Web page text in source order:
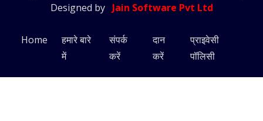
Designed by Jain Software Pvt Ltd
Home
हमारे बारे
में
संपर्क
करें
दान
करें
प्राइवेसी
पॉलिसी